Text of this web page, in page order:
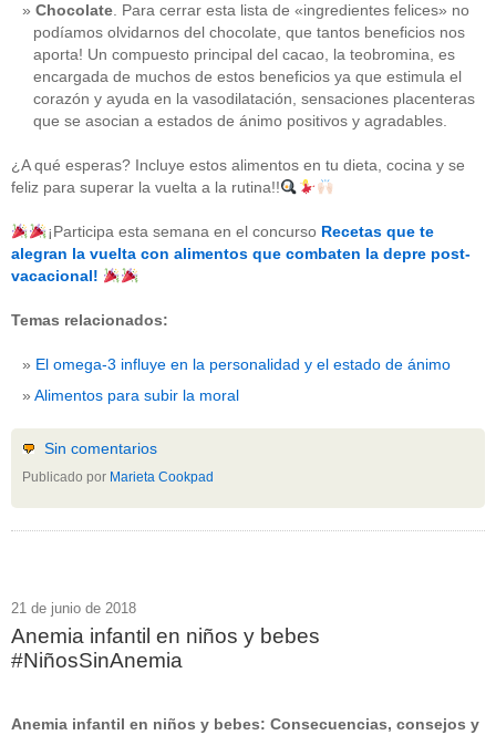
CATEGORÍAS
acido-folico (4)
alergias(3)
alimentos(22)
alimentos-perjudiaciales (17)
antioxidantes (6)
beneficios-salud(53)
calcio
corazon(1)
dietas(10)
embarazo
nutricion(3)
obesidad(12)
Sin categoría(438)
vitaminas(10)
RSS - Entradas
ADMINISTRAR
Chocolate. Para cerrar esta lista de «ingredientes felices» no
podíamos olvidarnos del chocolate, que tantos beneficios nos
aporta! Un compuesto principal del cacao, la teobromina, es
encargada de muchos de estos beneficios ya que estimula el
corazón y ayuda en la vasodilatación, sensaciones placenteras
que se asocian a estados de ánimo positivos y agradables.
¿A qué esperas? Incluye estos alimentos en tu dieta, cocina y se
feliz para superar la vuelta a la rutina!!
¡Participa esta semana en el concurso Recetas que te
alegran la vuelta con alimentos que combaten la depre post-
vacacional!
Temas relacionados:
El omega-3 influye en la personalidad y el estado de ánimo
Alimentos para subir la moral
Sin comentarios
Publicado por Marieta Cookpad
21 de junio de 2018
Anemia infantil en niños y bebes
#NiñosSinAnemia
Anemia infantil en niños y bebes: Consecuencias, consejos y